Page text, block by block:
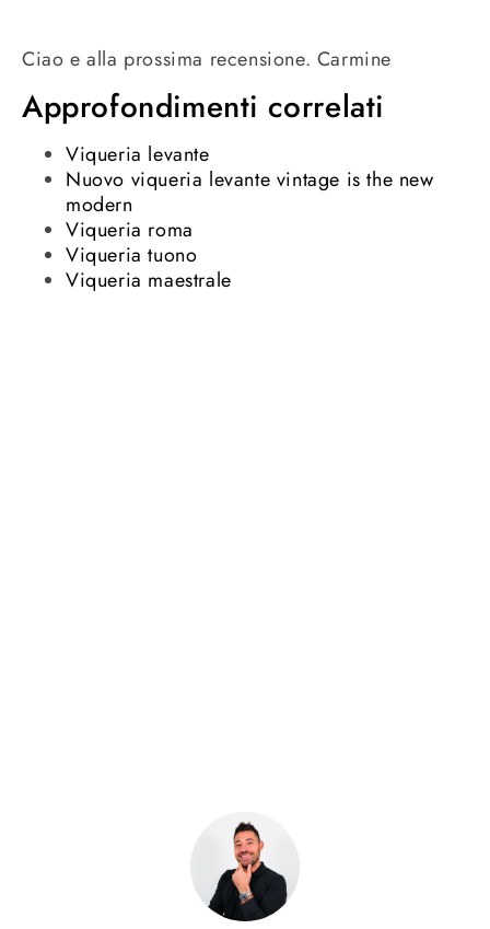
Ciao e alla prossima recensione. Carmine
Approfondimenti correlati
Viqueria levante
Nuovo viqueria levante vintage is the new
modern
Viqueria roma
Viqueria tuono
Viqueria maestrale